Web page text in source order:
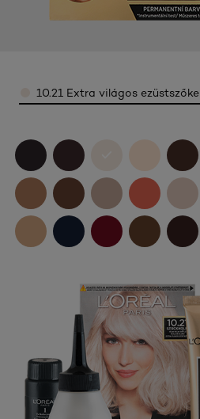
Color
10.21 Extra világos ezüstszőke